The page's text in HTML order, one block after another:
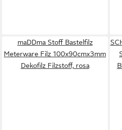
maDDma Stoff Bastelfilz
Meterware Filz 100x90cmx3mm
Dekofilz Filzstoff, rosa